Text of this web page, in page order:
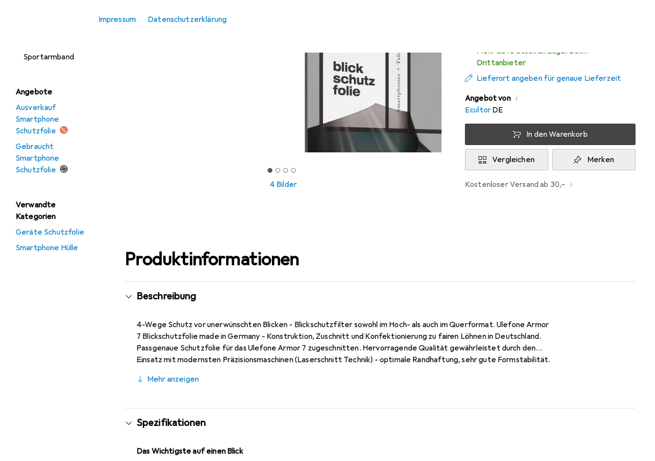
Impressum Datenschutzerklärung
Sportarmband
Angebote
Ausverkauf
Smartphone
Schutzfolie
Gebraucht
Smartphone
Schutzfolie
Verwandte
Kategorien
Geräte Schutzfolie
Smartphone Hülle
4 Bilder
Mehr als 10 Stück an Lager beim
Drittanbieter
Lieferort angeben für genaue Lieferzeit
Angebot von i
Ecultor DE
In den Warenkorb
Vergleichen Merken
Kostenloser Versand ab 30,– i
Produktinformationen
Beschreibung
4-Wege Schutz vor unerwünschten Blicken - Blickschutzfilter sowohl im Hoch- als auch im Querformat. Ulefone Armor
7 Blickschutzfolie made in Germany - Konstruktion, Zuschnitt und Konfektionierung zu fairen Löhnen in Deutschland.
Passgenaue Schutzfolie für das Ulefone Armor 7 zugeschnitten. Hervorragende Qualität gewährleistet durch den
Einsatz mit modernsten Präzisionsmaschinen (Laserschnitt Technik) - optimale Randhaftung, sehr gute Formstabilität.
beständig gegen Kratzer und Abrasion! Kinderleichte Montage! Keine Blasenbildung bei staubfreiem Display möglich!
Jederzeit rückstandsfrei entfernbar!.
Mehr anzeigen
Spezifikationen
Das Wichtigste auf einen Blick